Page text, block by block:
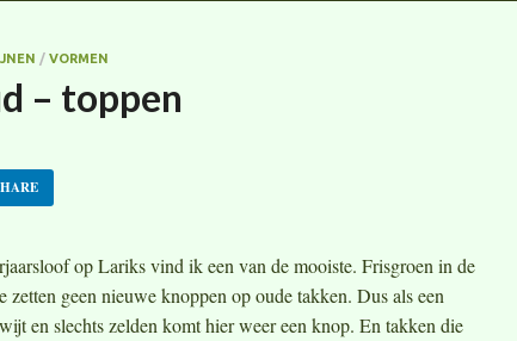
/ VORMEN
– toppen
op Lariks vind ik een van de mooiste. Frisgroen in de
geen nieuwe knoppen op oude takken. Dus als een
en slechts zelden komt hier weer een knop. En takken die